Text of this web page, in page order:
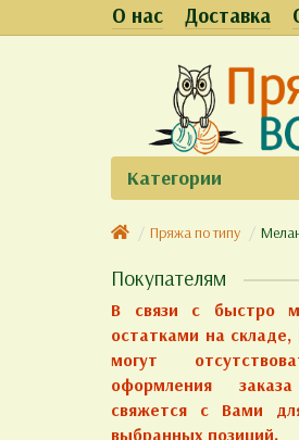
О нас Доставка
Категории
Пряжа по типу
Покупателям
В связи с быстро
остатками на
могут
оформления
свяжется с Вами
выбранных позиций.